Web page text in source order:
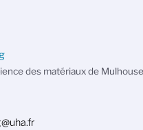
des matériaux de